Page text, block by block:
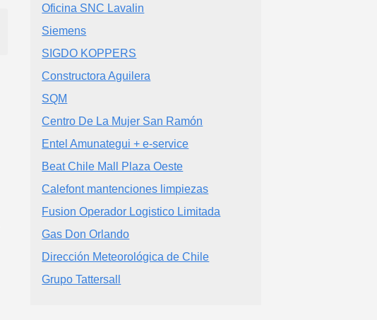
Oficina SNC Lavalin
Siemens
SIGDO KOPPERS
Constructora Aguilera
SQM
Centro De La Mujer San Ramón
Entel Amunategui + e-service
Beat Chile Mall Plaza Oeste
Calefont mantenciones limpiezas
Fusion Operador Logistico Limitada
Gas Don Orlando
Dirección Meteorológica de Chile
Grupo Tattersall